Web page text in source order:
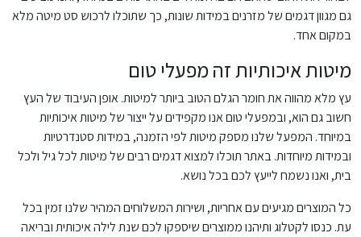
גם מגוון דגמים של מזרנים במידות שונות, כך שתוכלו לרכוש סט מיטה מלא
במקום אחד.
מיטות איכותיות זה מפעלי טום
עץ מלא מהווה את חומר הגלם הטוב ביותר למיטות. אופן העיבוד של העץ
חשוב גם הוא, ובמפעלי טום אנו מקפידים על ייצור של מיטות איכותיות
במיוחד. המפעל שלנו מספק מיטות לפי הזמנה, במידות סטנדרטיות
ובמידות מיוחדות. באתר תוכלו למצוא דגמים רבים של מיטות לכל גיל ולכל
בית, ואנו נשמח לייעץ לכם בכל נושא.
כל המוצרים מגיעים עם אחריות, ושירות המשלוחים המהיר שלנו זמין בכל
עת. כנסו לקטלוג ותיהנו ממוצרים שיספקו לכם שנת לילה איכותית ובריאה